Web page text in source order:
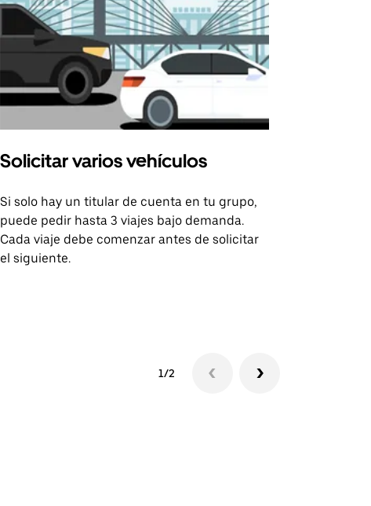
Solicitar varios vehículos
Si solo hay un titular de cuenta en tu grupo,
puede pedir hasta 3 viajes bajo demanda.
Cada viaje debe comenzar antes de solicitar
el siguiente.
1/2